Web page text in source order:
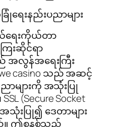
ေးနည်းပညာများ
ယ်ရေးကိုယ်တာ
းဆိုင်ရာ
အလွန်အရေးကြီး
casino သည် အဆင့်
ာများကို အသုံးပြု
(Secure Socket
းပြု၍ ဒေတာများ
။ ဤစနစ်သည်